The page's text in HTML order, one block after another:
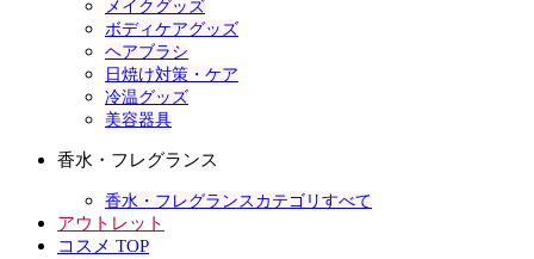
メイクグッズ
ボディケアグッズ
ヘアブラシ
日焼け対策・ケア
冷温グッズ
美容器具
香水・フレグランス
香水・フレグランスカテゴリすべて
アウトレット
コスメ TOP